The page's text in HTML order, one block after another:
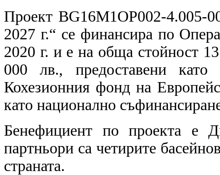
Проект BG16M1OP002-
2027 г.“ се финансира по
2020 г. и е на обща стойност
000 лв., предоставени
Кохезионния фонд на
като национално
Бенефициент по проекта е
партньори са четирите
страната.